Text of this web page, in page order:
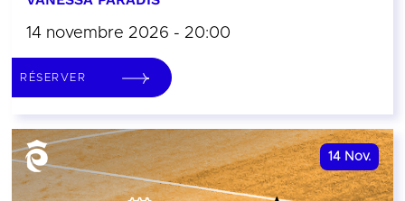
14 novembre 2026 - 20:00
RÉSERVER
14 Nov.